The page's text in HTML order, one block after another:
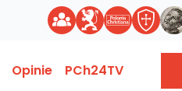
Opinie PCh24TV